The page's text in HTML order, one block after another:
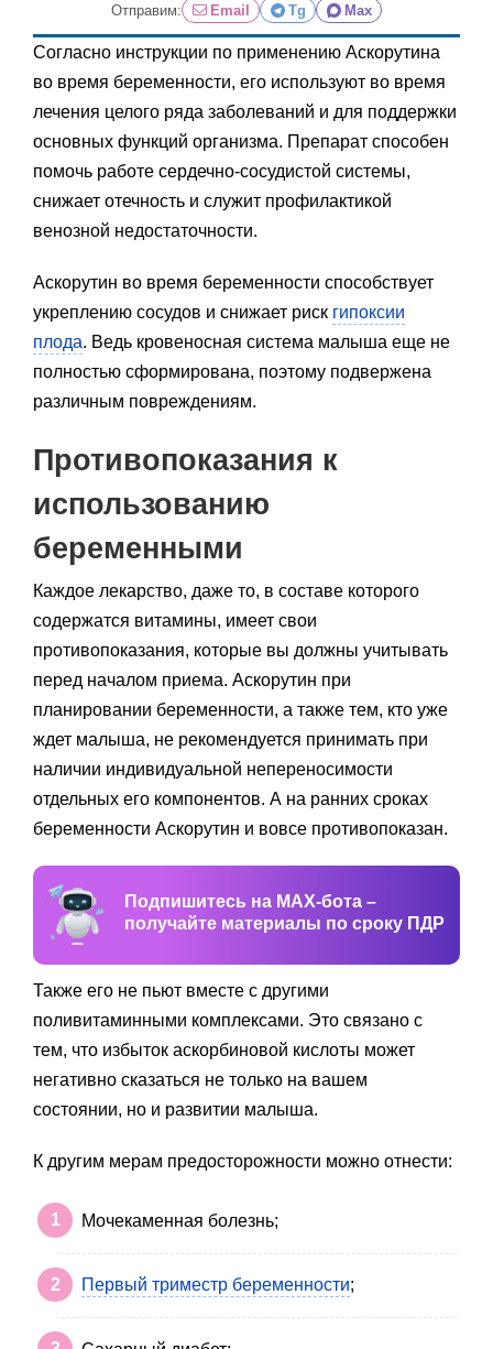
Отправим: Email Tg Max
Согласно инструкции по применению Аскорутина
во время беременности, его используют во время
лечения целого ряда заболеваний и для поддержки
основных функций организма. Препарат способен
помочь работе сердечно-сосудистой системы,
снижает отечность и служит профилактикой
венозной недостаточности.
Аскорутин во время беременности способствует
укреплению сосудов и снижает риск гипоксии
плода. Ведь кровеносная система малыша еще не
полностью сформирована, поэтому подвержена
различным повреждениям.
Противопоказания к
использованию
беременными
Каждое лекарство, даже то, в составе которого
содержатся витамины, имеет свои
противопоказания, которые вы должны учитывать
перед началом приема. Аскорутин при
планировании беременности, а также тем, кто уже
ждет малыша, не рекомендуется принимать при
наличии индивидуальной непереносимости
отдельных его компонентов. А на ранних сроках
беременности Аскорутин и вовсе противопоказан.
Подпишитесь на MAX-бота –
получайте материалы по сроку ПДР
Также его не пьют вместе с другими
поливитаминными комплексами. Это связано с
тем, что избыток аскорбиновой кислоты может
негативно сказаться не только на вашем
состоянии, но и развитии малыша.
К другим мерам предосторожности можно отнести:
Мочекаменная болезнь;
Первый триместр беременности;